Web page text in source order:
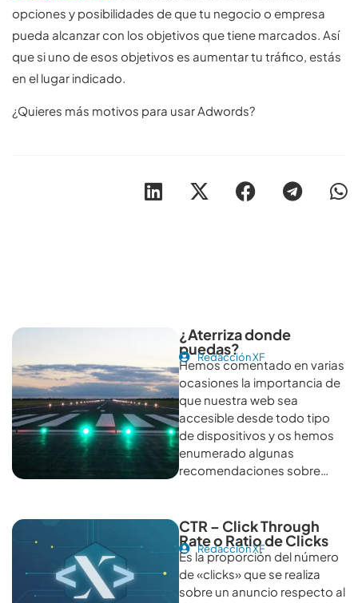
opciones y posibilidades de que tu negocio o empresa
pueda alcanzar con los objetivos que tiene marcados. Así
que si uno de esos objetivos es aumentar tu tráfico, estás
en el lugar indicado.
¿Quieres más motivos para usar Adwords?
¿Aterriza donde
puedas?
Redacción XF
Hemos comentado en varias
ocasiones la importancia de
que nuestra web sea
accesible desde todo tipo
de dispositivos y os hemos
enumerado algunas
recomendaciones sobre…
CTR – Click Through
Rate o Ratio de Clicks
Redacción XF
Es la proporción del número
de «clicks» que se realiza
sobre un anuncio respecto al